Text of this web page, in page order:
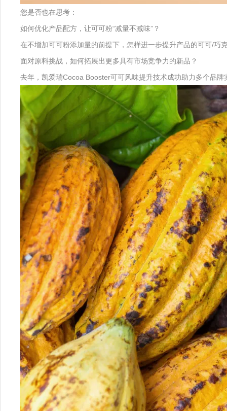
您是否也在思考：
如何优化产品配方，让可可粉“减量不减味”？
在不增加可可粉添加量的前提下，怎样进一步提升产品的可可/巧
面对原料挑战，如何拓展出更多具有市场竞争力的新品？
去年，凯爱瑞Cocoa Booster可可风味提升技术成功助力多个品